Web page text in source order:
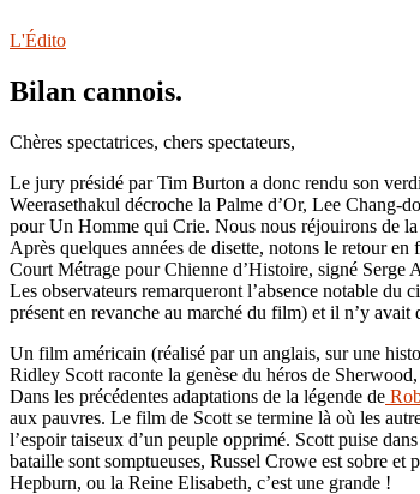
L'Édito
Bilan cannois.
Chères spectatrices, chers spectateurs,
Le jury présidé par Tim Burton a donc rendu son
Weerasethakul décroche la Palme d’Or, Lee Chang-
pour Un Homme qui Crie. Nous nous réjouirons de
Après quelques années de disette, notons le retour
Court Métrage pour Chienne d’Histoire, signé Serge
Les observateurs remarqueront l’absence notable
présent en revanche au marché du film) et il n’y avait
Un film américain (réalisé par un anglais, sur une
Ridley Scott raconte la genèse du héros de
Dans les précédentes adaptations de la légende de
aux pauvres. Le film de Scott se termine là où les
l’espoir taiseux d’un peuple opprimé. Scott puise
bataille sont somptueuses, Russel Crowe est sobre
Hepburn, ou la Reine Elisabeth, c’est une grande !